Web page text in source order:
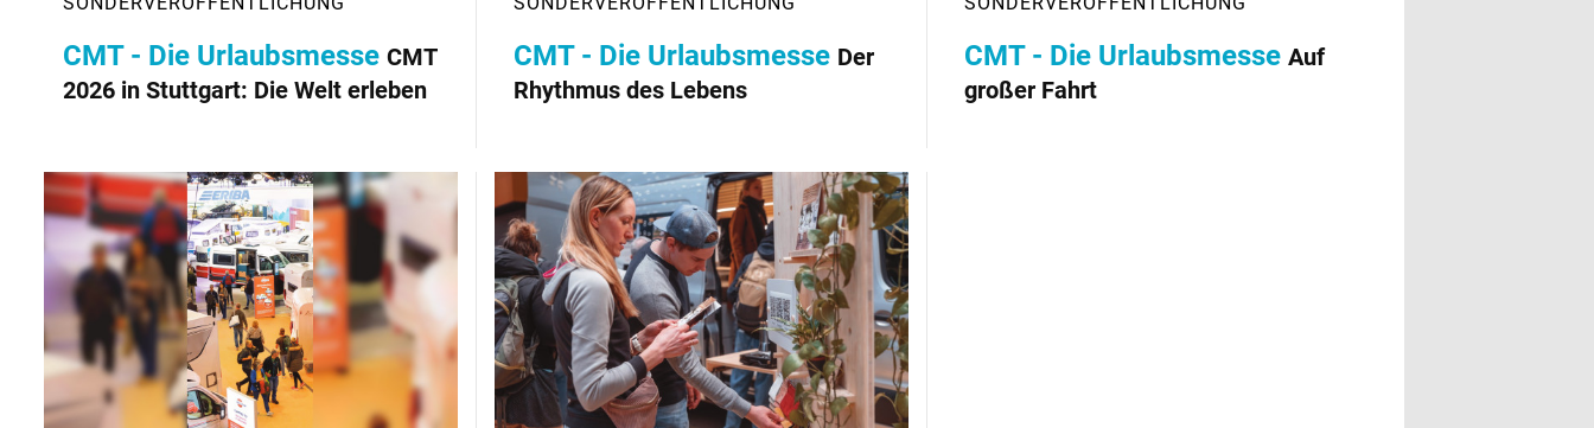
CMT - Die Urlaubsmesse CMT
2026 in Stuttgart: Die Welt erleben
CMT - Die Urlaubsmesse Der
Rhythmus des Lebens
CMT - Die Urlaubsmesse Auf
großer Fahrt